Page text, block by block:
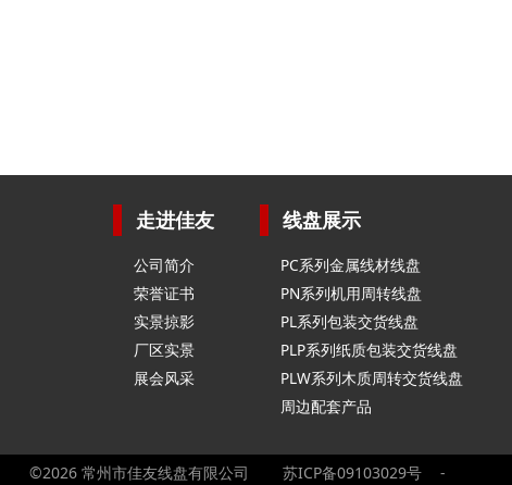
走进佳友
公司简介
荣誉证书
实景掠影
厂区实景
展会风采
线盘展示
PC系列金属线材线盘
PN系列机用周转线盘
PL系列包装交货线盘
PLP系列纸质包装交货线盘
PLW系列木质周转交货线盘
周边配套产品
©2026 常州市佳友线盘有限公司 苏ICP备09103029号 -